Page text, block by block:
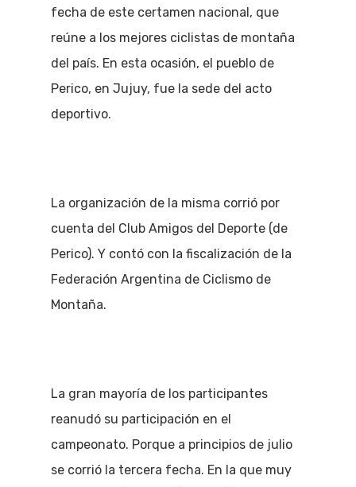
fecha de este certamen nacional, que
reúne a los mejores ciclistas de montaña
del país. En esta ocasión, el pueblo de
Perico, en Jujuy, fue la sede del acto
deportivo.
La organización de la misma corrió por
cuenta del Club Amigos del Deporte (de
Perico). Y contó con la fiscalización de la
Federación Argentina de Ciclismo de
Montaña.
La gran mayoría de los participantes
reanudó su participación en el
campeonato. Porque a principios de julio
se corrió la tercera fecha. En la que muy